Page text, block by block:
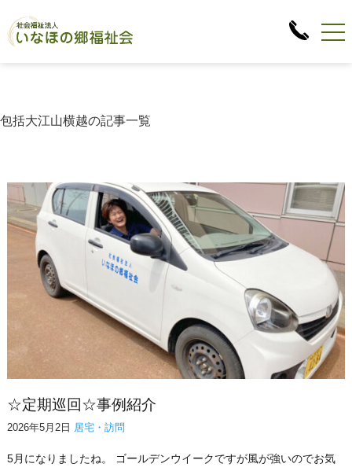
包括大江山横越の記事一覧
☆定期巡回☆事例紹介
2026年5月2日 居宅・訪問
5月になりましたね。 ゴールデンウイークですが風が強いのでお気